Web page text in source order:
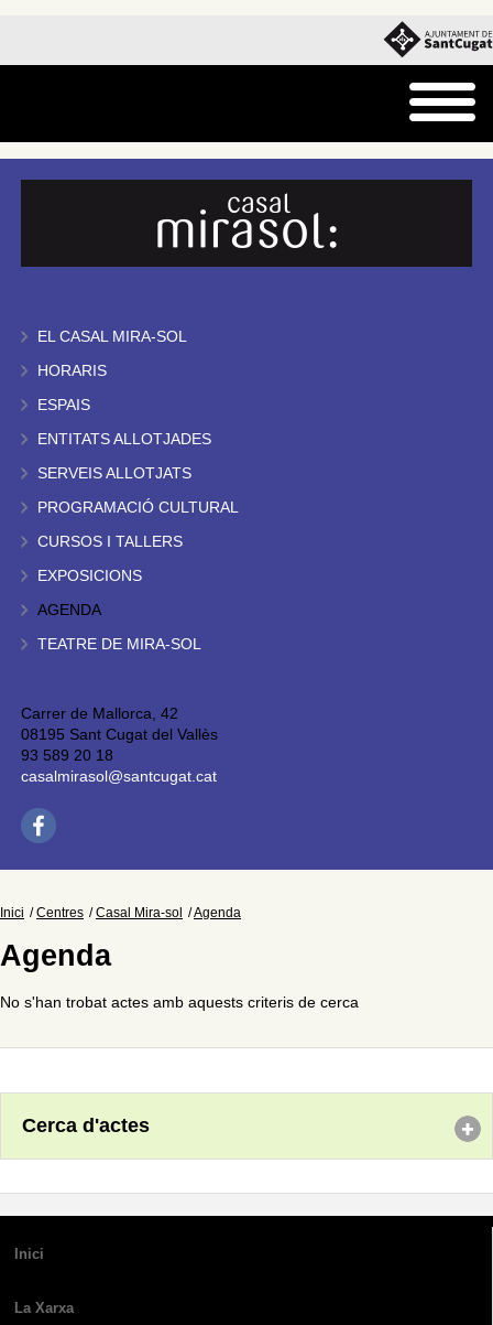
EL CASAL MIRA-SOL
HORARIS
ESPAIS
ENTITATS ALLOTJADES
SERVEIS ALLOTJATS
PROGRAMACIÓ CULTURAL
CURSOS I TALLERS
EXPOSICIONS
AGENDA
TEATRE DE MIRA-SOL
Carrer de Mallorca, 42
08195 Sant Cugat del Vallès
93 589 20 18
casalmirasol@santcugat.cat
Inici Centres Casal Mira-sol Agenda
Agenda
No s'han trobat actes amb aquests criteris de cerca
Cerca d'actes
Inici
La Xarxa